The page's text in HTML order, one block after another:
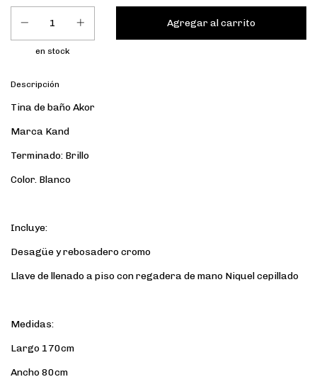
en stock
Descripción
Tina de baño Akor
Marca Kand
Terminado: Brillo
Color. Blanco
Incluye:
Desagüe y rebosadero cromo
Llave de llenado a piso con regadera de mano Niquel cepillado
Medidas:
Largo 170cm
Ancho 80cm